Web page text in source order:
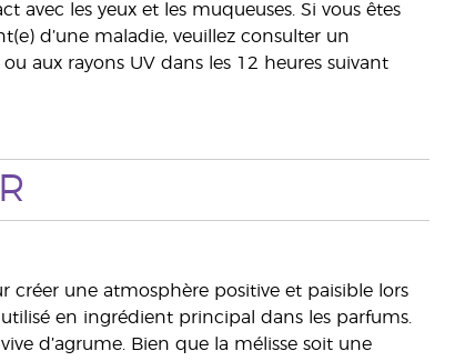
avec les yeux et les muqueuses. Si vous êtes
d’une maladie, veuillez consulter un
aux rayons UV dans les 12 heures suivant
créer une atmosphère positive et paisible lors
en ingrédient principal dans les parfums.
d’agrume. Bien que la mélisse soit une